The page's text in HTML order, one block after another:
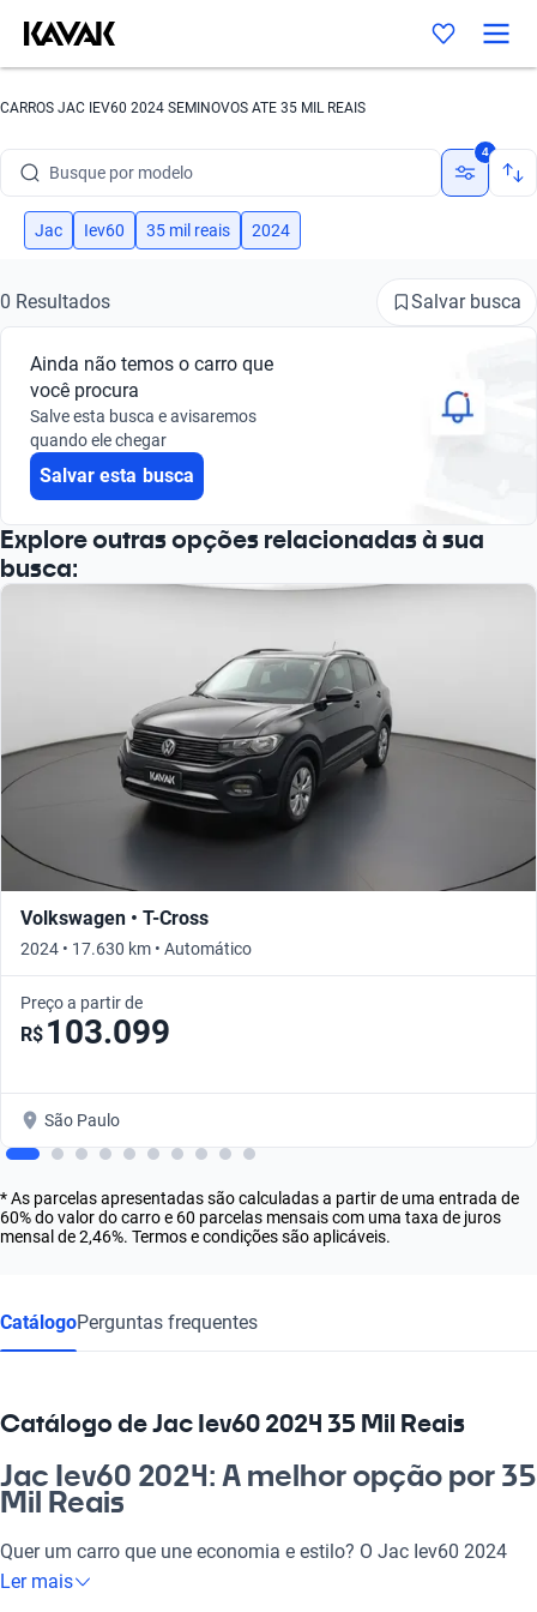
CARROS JAC IEV60 2024 SEMINOVOS ATE 35 MIL REAIS
Busque por modelo
Busque por versão
Busque por marca
Busque por modelo
Busque por versão
4
Jac Iev60 35 mil reais 2024
0 Resultados Salvar busca
Ainda não temos o carro que
você procura
Salve esta busca e avisaremos
quando ele chegar
Salvar esta busca
Explore outras opções relacionadas à sua
busca:
Volkswagen • T-Cross
2024 • 17.630 km • Automático
Preço a partir de
R$ 103.099
São Paulo
* As parcelas apresentadas são calculadas a partir de uma entrada de
60% do valor do carro e 60 parcelas mensais com uma taxa de juros
mensal de 2,46%. Termos e condições são aplicáveis.
CatálogoPerguntas frequentes
Catálogo de Jac Iev60 2024 35 Mil Reais
Jac Iev60 2024: A melhor opção por 35
Mil Reais
Quer um carro que une economia e estilo? O Jac Iev60 2024
por 35 mil reais é o que você precisa. Ideal para o dia a dia, ele
Ler mais